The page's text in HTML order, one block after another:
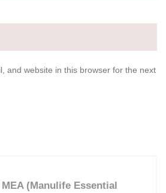
and website in this browser for the next
(Manulife Essential